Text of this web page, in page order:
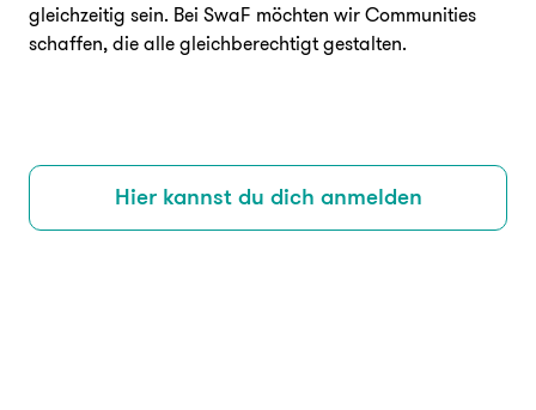
gleichzeitig sein. Bei SwaF möchten wir Communities
schaffen, die alle gleichberechtigt gestalten.
Hier kannst du dich anmelden